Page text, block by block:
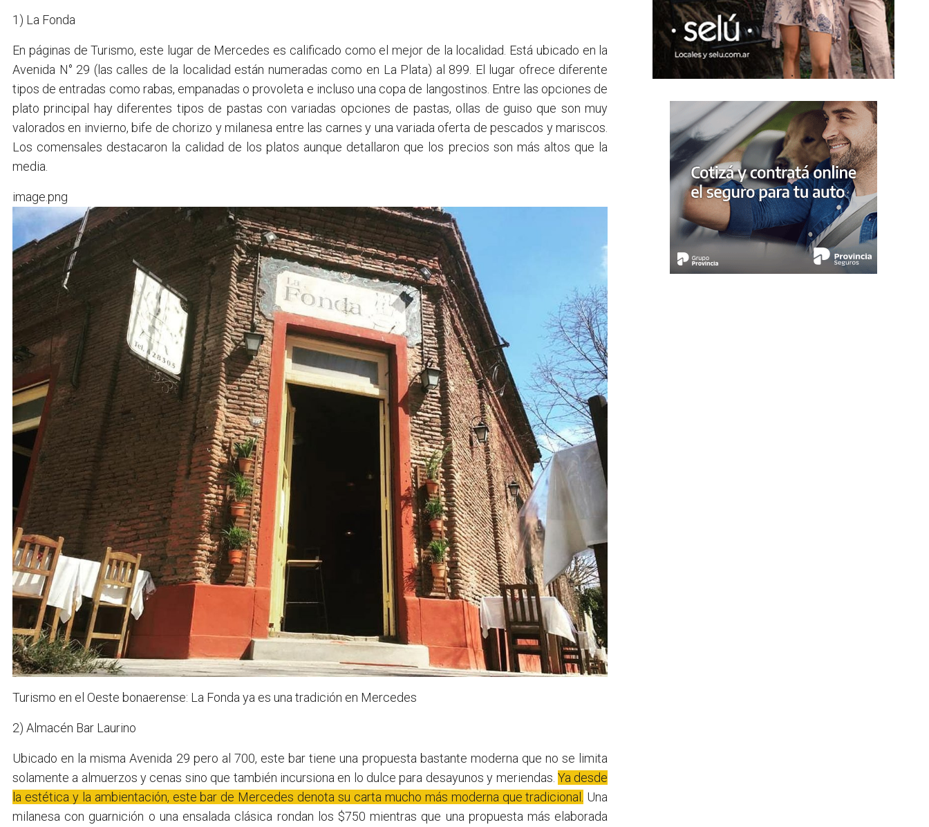
1) La Fonda
En páginas de Turismo, este lugar de Mercedes es calificado como el mejor de la localidad. Está ubicado en la
Avenida N° 29 (las calles de la localidad están numeradas como en La Plata) al 899. El lugar ofrece diferente
tipos de entradas como rabas, empanadas o provoleta e incluso una copa de langostinos. Entre las opciones de
plato principal hay diferentes tipos de pastas con variadas opciones de pastas, ollas de guiso que son muy
valorados en invierno, bife de chorizo y milanesa entre las carnes y una variada oferta de pescados y mariscos.
Los comensales destacaron la calidad de los platos aunque detallaron que los precios son más altos que la
media.
image.png
Turismo en el Oeste bonaerense: La Fonda ya es una tradición en Mercedes
2) Almacén Bar Laurino
Ubicado en la misma Avenida 29 pero al 700, este bar tiene una propuesta bastante moderna que no se limita
solamente a almuerzos y cenas sino que también incursiona en lo dulce para desayunos y meriendas. Ya desde
la estética y la ambientación, este bar de Mercedes denota su carta mucho más moderna que tradicional.
Una
milanesa con guarnición o una ensalada clásica rondan los $750 mientras que una propuesta más elaborada